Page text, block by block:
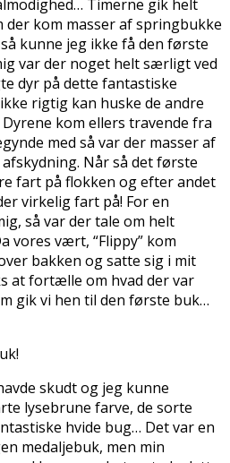
Timerne gik helt
der kom masser af springbukke
kunne jeg ikke få den første
var der noget helt særligt ved
dyr på dette fantastiske
rigtig kan huske de andre
kom ellers travende fra
med så var der masser af
Når så det første
fart på flokken og efter andet
virkelig fart på! For en
så var der tale om helt
vores vært, “Flippy” kom
bakken og satte sig i mit
at fortælle om hvad der var
gik vi hen til den første buk…
skudt og jeg kunne
lysebrune farve, de sorte
hvide bug… Det var en
medaljebuk, men min